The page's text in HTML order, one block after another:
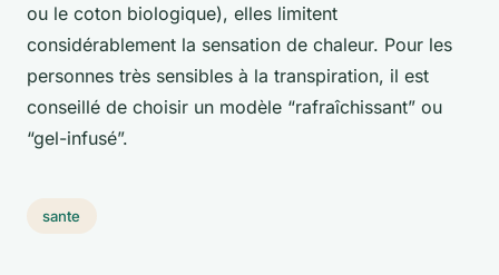
ou le coton biologique), elles limitent
considérablement la sensation de chaleur. Pour les
personnes très sensibles à la transpiration, il est
conseillé de choisir un modèle “rafraîchissant” ou
“gel-infusé”.
sante